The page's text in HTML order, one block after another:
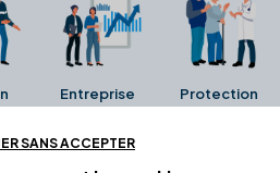
Entreprise Protection
SANS ACCEPTER